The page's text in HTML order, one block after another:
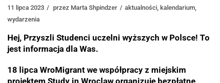
11 lipca 2023 przez Marta Shpindzer aktualności kalendarium
wydarzenia
Hej, Przyszli Studenci uczelni wyższych w Polsce! To
jest informacja dla Was.
18 lipca WroMigrant we współpracy z miejskim
projektem Study in Wroclaw organizuje bezpłatne